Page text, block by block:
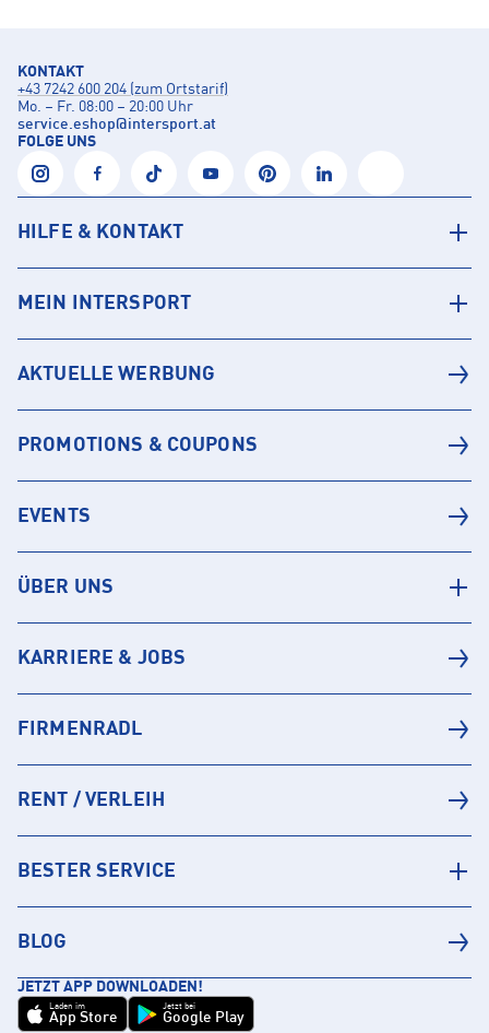
KONTAKT
+43 7242 600 204 (zum Ortstarif)
Mo. – Fr. 08:00 – 20:00 Uhr
service.eshop@intersport.at
FOLGE UNS
HILFE & KONTAKT
MEIN INTERSPORT
AKTUELLE WERBUNG
PROMOTIONS & COUPONS
EVENTS
ÜBER UNS
KARRIERE & JOBS
FIRMENRADL
RENT / VERLEIH
BESTER SERVICE
BLOG
JETZT APP DOWNLOADEN!
Laden im
App Store
Jetzt bei
Google Play